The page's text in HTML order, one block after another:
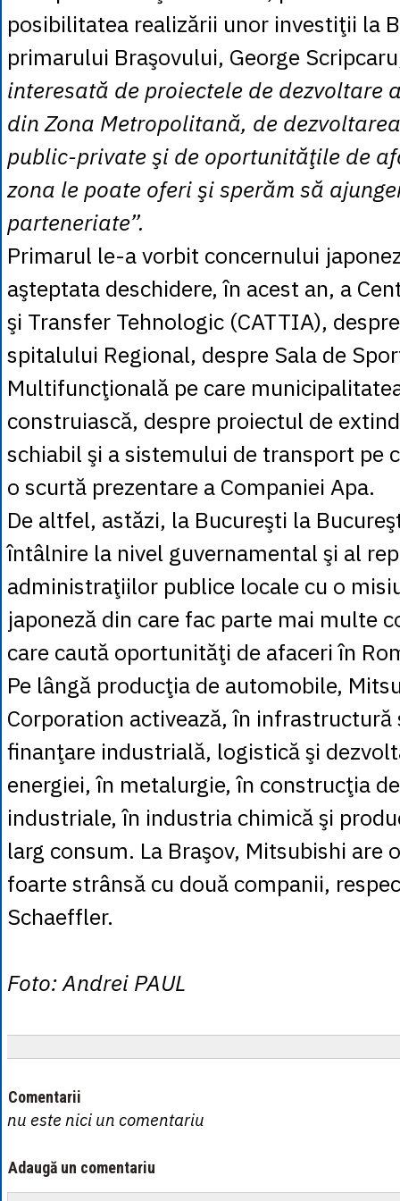
posibilitatea realizării unor investiţii la
primarului Braşovului, George
interesată de proiectele de dezvoltare
din Zona Metropolitană, de
public-private şi de oportunităţile de
zona le poate oferi şi sperăm să
parteneriate”.
Primarul le-a vorbit concernului
aşteptata deschidere, în acest an, a
şi Transfer Tehnologic (CATTIA),
spitalului Regional, despre Sala de
Multifuncţională pe care
construiască, despre proiectul de
schiabil şi a sistemului de transport pe
o scurtă prezentare a Companiei Apa.
De altfel, astăzi, la Bucureşti la
întâlnire la nivel guvernamental şi al
administraţiilor publice locale cu o
japoneză din care fac parte mai multe
care caută oportunităţi de afaceri în
Pe lângă producţia de automobile,
Corporation activează, în infrastructură
finanţare industrială, logistică şi
energiei, în metalurgie, în construcţia
industriale, în industria chimică şi
larg consum. La Braşov, Mitsubishi are
foarte strânsă cu două companii,
Schaeffler.
Foto: Andrei PAUL
Comentarii
nu este nici un comentariu
Adaugă un comentariu